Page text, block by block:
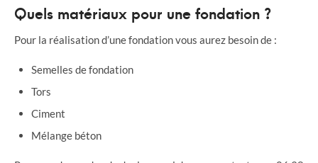
Quels matériaux pour une fondation ?
Pour la réalisation d’une fondation vous aurez besoin de :
Semelles de fondation
Tors
Ciment
Mélange béton